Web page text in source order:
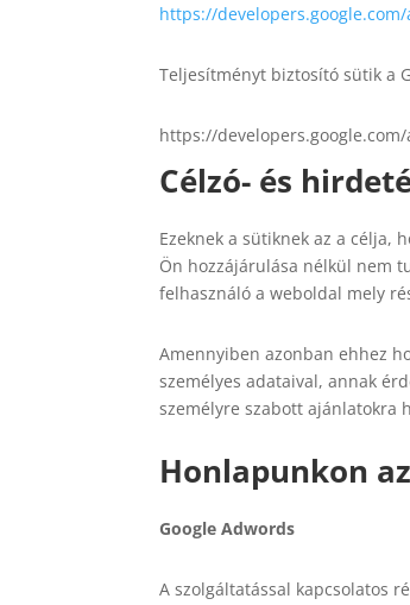
https://
Teljesítményt biztosító sütik a
https://
Célzó- és
Ezeknek a sütiknek az a célja,
Ön hozzájárulása nélkül nem
felhasználó a weboldal mely
Amennyiben azonban ehhez
személyes adataival, annak
személyre szabott ajánlatokra
Honlapunkon
Google Adwords
A szolgáltatással kapcsolatos